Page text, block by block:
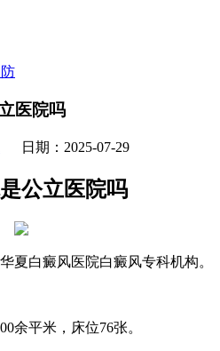
医院吗
日期：2025-07-29
公立医院吗
夏白癜风医院白癜风专科机构。
余平米，床位76张。